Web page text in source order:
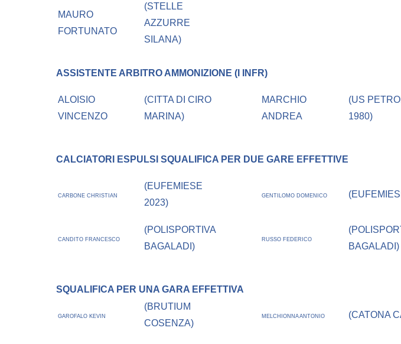
MAURO
FORTUNATO
(STELLE
AZZURRE
SILANA)
ASSISTENTE ARBITRO AMMONIZIONE (I INFR)
ALOISIO
VINCENZO
(CITTA DI CIRO
MARINA)
MARCHIO
ANDREA
(US
1980)
CALCIATORI ESPULSI SQUALIFICA PER DUE GARE EFFETTIVE
CARBONE CHRISTIAN
(EUFEMIESE
2023)
GENTILOMO DOMENICO
CANDITO FRANCESCO
(POLISPORTIVA
BAGALADI)
RUSSO FEDERICO
BAGALADI)
SQUALIFICA PER UNA GARA EFFETTIVA
GAROFALO KEVIN
(BRUTIUM
COSENZA)
MELCHIONNA ANTONIO (CATONA